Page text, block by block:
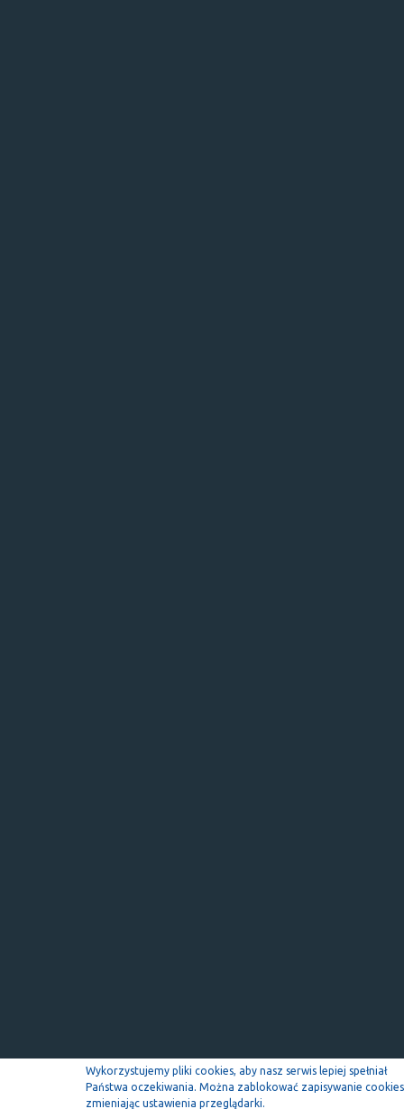
Wykorzystujemy pliki cookies, aby nasz serwis lepiej spełniał
Państwa oczekiwania. Można zablokować zapisywanie
zmieniając ustawienia przeglądarki.